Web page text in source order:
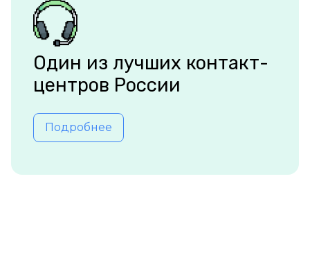
Один из лучших контакт-
центров России
Подробнее